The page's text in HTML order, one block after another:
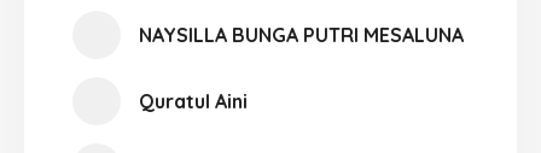
NAYSILLA BUNGA PUTRI MESALUNA
Quratul Aini